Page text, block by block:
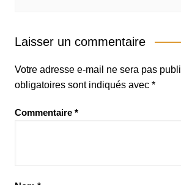
Laisser un commentaire
Votre adresse e-mail ne sera pas
obligatoires sont indiqués avec *
Commentaire *